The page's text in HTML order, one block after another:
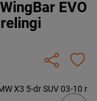
EVO
Next